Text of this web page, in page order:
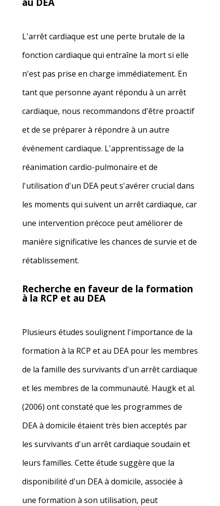
L'arrêt cardiaque est une perte brutale de la
fonction cardiaque qui entraîne la mort si elle
n'est pas prise en charge immédiatement. En
tant que personne ayant répondu à un arrêt
cardiaque, nous recommandons d'être proactif
et de se préparer à répondre à un autre
événement cardiaque. L'apprentissage de la
réanimation cardio-pulmonaire et de
l'utilisation d'un DEA peut s'avérer crucial dans
les moments qui suivent un arrêt cardiaque, car
une intervention précoce peut améliorer de
manière significative les chances de survie et de
rétablissement.
Recherche en faveur de la formation
à la RCP et au DEA
Plusieurs études soulignent l'importance de la
formation à la RCP et au DEA pour les membres
de la famille des survivants d'un arrêt cardiaque
et les membres de la communauté. Haugk et al.
(2006) ont constaté que les programmes de
DEA à domicile étaient très bien acceptés par
les survivants d'un arrêt cardiaque soudain et
leurs familles. Cette étude suggère que la
disponibilité d'un DEA à domicile, associée à
une formation à son utilisation, peut